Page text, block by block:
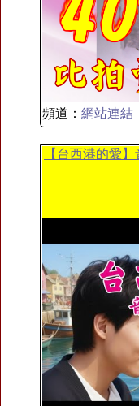
頻道： 網站連結
【台西港的愛